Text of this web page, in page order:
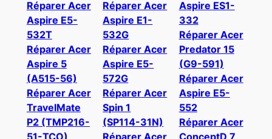
Réparer Acer
Aspire E5-
532T
Réparer Acer
Aspire 5
(A515-56)
Réparer Acer
TravelMate
P2 (TMP216-
51-TCO)
Réparer Acer
Aspire E1-
532G
Réparer Acer
Aspire E5-
572G
Réparer Acer
Spin 1
(SP114-31N)
Réparer Acer
Aspire ES1-
332
Réparer Acer
Predator 15
(G9-591)
Réparer Acer
Aspire E5-
552
Réparer Acer
ConceptD 7